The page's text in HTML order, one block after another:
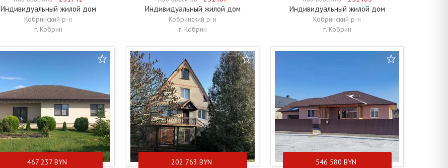
Индивидуальный жилой дом
Кобринский р-н
г. Кобрин
Индивидуальный жилой дом
Кобринский р-н
г. Кобрин
Индивидуальный жилой дом
Кобринский р-н
г. Кобрин
467 237 BYN 202 763 BYN 546 580 BYN